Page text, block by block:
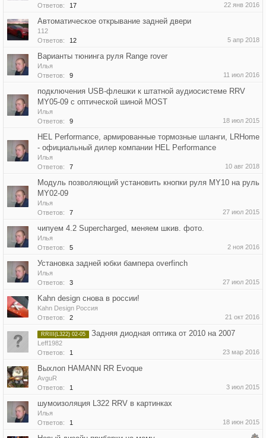
Ответов:
17 22 янв 2016
Автоматическое открывание задней двери
112
Ответов:
12 5 апр 2018
Варианты тюнинга руля Range rover
Илья
Ответов:
9 11 июл 2016
подключения USB-флешки к штатной аудиосистеме RRV
MY05-09 с оптической шиной MOST
Илья
Ответов:
9 18 июл 2015
HEL Performance, армированные тормозные шланги, LRHome
- официальный дилер компании HEL Performance
Илья
Ответов:
7 10 авг 2018
Модуль позволяющий установить кнопки руля MY10 на руль
MY02-09
Илья
Ответов:
7 27 июл 2015
чипуем 4.2 Supercharged, меняем шкив. фото.
Илья
Ответов:
5 2 ноя 2016
Установка задней юбки бампера overfinch
Илья
Ответов:
3 27 июл 2015
Kahn design снова в россии!
Kahn Design Россия
Ответов:
2 21 окт 2016
RRIII(L322) 02-05 Задняя диодная оптика от 2010 на 2007
Leff1982
Ответов:
1 23 мар 2016
Выхлоп HAMANN RR Evoque
AvguR
Ответов:
1 3 июл 2015
шумоизоляция L322 RRV в картинках
Илья
Ответов:
1 18 июн 2015